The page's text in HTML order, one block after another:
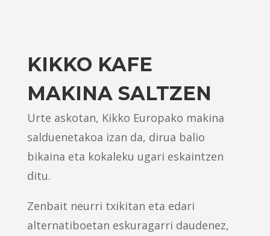
KIKKO KAFE
MAKINA SALTZEN
Urte askotan, Kikko Europako makina
salduenetakoa izan da, dirua balio
bikaina eta kokaleku ugari eskaintzen
ditu.
Zenbait neurri txikitan eta edari
alternatiboetan eskuragarri daudenez,